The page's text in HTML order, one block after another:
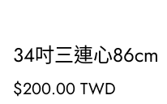
34吋三連心86cm
原
$200.00 TWD